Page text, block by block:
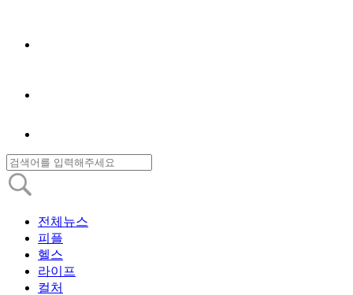
전체뉴스
피플
헬스
라이프
컬처